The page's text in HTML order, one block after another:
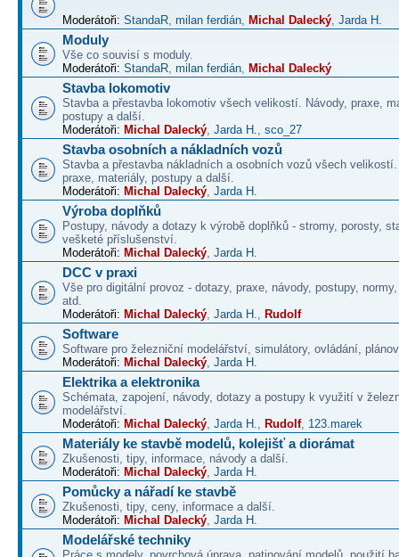
Moderátoři: StandaR, milan ferdián, Michal Dalecký, Jarda H.
Moduly
Vše co souvisí s moduly.
Moderátoři: StandaR, milan ferdián, Michal Dalecký
Stavba lokomotiv
Stavba a přestavba lokomotiv všech velikostí. Návody, praxe,
postupy a další.
Moderátoři: Michal Dalecký, Jarda H., sco_27
Stavba osobních a nákladních vozů
Stavba a přestavba nákladních a osobních vozů všech velikostí.
praxe, materiály, postupy a další.
Moderátoři: Michal Dalecký, Jarda H.
Výroba doplňků
Postupy, návody a dotazy k výrobě doplňků - stromy, porosty,
vešketé příslušenství.
Moderátoři: Michal Dalecký, Jarda H.
DCC v praxi
Vše pro digitální provoz - dotazy, praxe, návody, postupy,
atd.
Moderátoři: Michal Dalecký, Jarda H., Rudolf
Software
Software pro železniční modelářství, simulátory, ovládání,
Moderátoři: Michal Dalecký, Jarda H.
Elektrika a elektronika
Schémata, zapojení, návody, dotazy a postupy k využití v
modelářství.
Moderátoři: Michal Dalecký, Jarda H., Rudolf, 123.marek
Materiály ke stavbě modelů, kolejišť a diorámat
Zkušenosti, tipy, informace, návody a další.
Moderátoři: Michal Dalecký, Jarda H.
Pomůcky a nářadí ke stavbě
Zkušenosti, tipy, ceny, informace a další.
Moderátoři: Michal Dalecký, Jarda H.
Modelářské techniky